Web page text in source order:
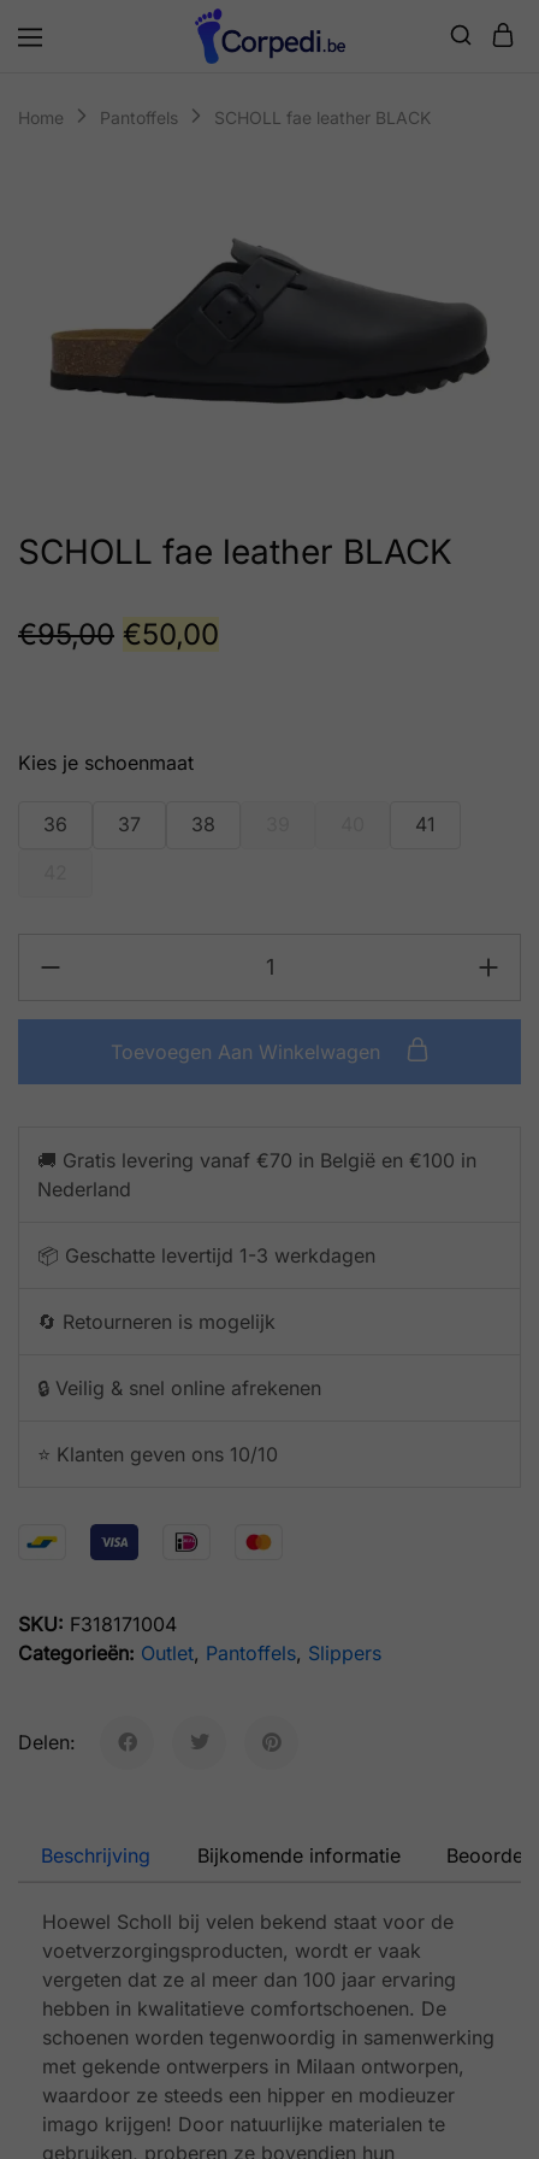
Home Pantoffels SCHOLL fae leather BLACK
SCHOLL fae leather BLACK
€95,00 €50,00
schoenmaat
36 37 38
41
Toevoegen Aan Winkelwagen
🚚 Gratis levering vanaf €70 in België en €100 in
Nederland
📦 Geschatte levertijd 1-3 werkdagen
🔄 Retourneren is mogelijk
🔒 Veilig & snel online afrekenen
⭐️ Klanten geven ons 10/10
SKU: F318171004
Categorieën: Outlet, Pantoffels, Slippers
Delen:
Beschrijving Bijkomende informatie
Hoewel Scholl bij velen bekend staat voor de
voetverzorgingsproducten, wordt er vaak
vergeten dat ze al meer dan 100 jaar ervaring
hebben in kwalitatieve comfortschoenen. De
schoenen worden tegenwoordig in samenwerking
met gekende ontwerpers in Milaan ontworpen,
waardoor ze steeds een hipper en modieuzer
imago krijgen! Door natuurlijke materialen te
gebruiken, proberen ze bovendien hun